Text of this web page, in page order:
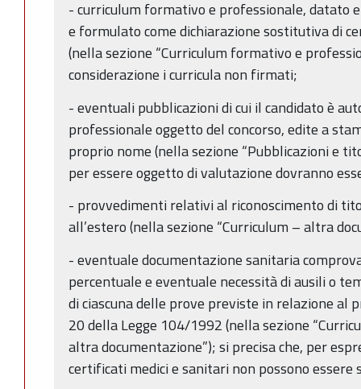
- curriculum formativo e professionale, datato
e formulato come dichiarazione sostitutiva di
(nella sezione “Curriculum formativo e
considerazione i curricula non firmati;
- eventuali pubblicazioni di cui il candidato è
professionale oggetto del concorso, edite a
proprio nome (nella sezione “Pubblicazioni e
per essere oggetto di valutazione dovranno
- provvedimenti relativi al riconoscimento di
all’estero (nella sezione “Curriculum – altra
- eventuale documentazione sanitaria
percentuale e eventuale necessità di ausili o
di ciascuna delle prove previste in relazione al
20 della Legge 104/1992 (nella sezione
altra documentazione”); si precisa che, per
certificati medici e sanitari non possono